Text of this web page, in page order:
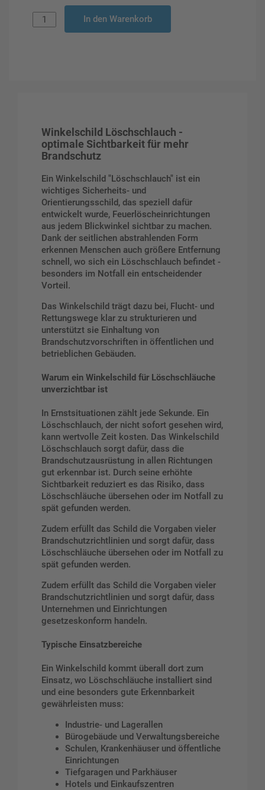
In den Warenkorb
Winkelschild Löschschlauch -
optimale Sichtbarkeit für mehr
Brandschutz
Ein Winkelschild "Löschschlauch" ist ein
wichtiges Sicherheits- und
Orientierungsschild, das speziell dafür
entwickelt wurde, Feuerlöscheinrichtungen
aus jedem Blickwinkel sichtbar zu machen.
Dank der seitlichen abstrahlenden Form
erkennen Menschen auch größere Entfernung
schnell, wo sich ein Löschschlauch befindet -
besonders im Notfall ein entscheidender
Vorteil.
Das Winkelschild trägt dazu bei, Flucht- und
Rettungswege klar zu strukturieren und
unterstützt sie Einhaltung von
Brandschutzvorschriften in öffentlichen und
betrieblichen Gebäuden.
Warum ein Winkelschild für Löschschläuche
unverzichtbar ist
In Ernstsituationen zählt jede Sekunde. Ein
Löschschlauch, der nicht sofort gesehen wird,
kann wertvolle Zeit kosten. Das Winkelschild
Löschschlauch sorgt dafür, dass die
Brandschutzausrüstung in allen Richtungen
gut erkennbar ist. Durch seine erhöhte
Sichtbarkeit reduziert es das Risiko, dass
Löschschläuche übersehen oder im Notfall zu
spät gefunden werden.
Zudem erfüllt das Schild die Vorgaben vieler
Brandschutzrichtlinien und sorgt dafür, dass
Löschschläuche übersehen oder im Notfall zu
spät gefunden werden.
Zudem erfüllt das Schild die Vorgaben vieler
Brandschutzrichtlinien und sorgt dafür, dass
Unternehmen und Einrichtungen
gesetzeskonform handeln.
Typische Einsatzbereiche
Ein Winkelschild kommt überall dort zum
Einsatz, wo Löschschläuche installiert sind
und eine besonders gute Erkennbarkeit
gewährleisten muss:
Industrie- und Lagerallen
Bürogebäude und Verwaltungsbereiche
Schulen, Krankenhäuser und öffentliche
Einrichtungen
Tiefgaragen und Parkhäuser
Hotels und Einkaufszentren